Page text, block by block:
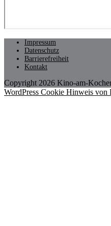
Impressum
Datenschutz
Barrierefreiheit
Kontakt
Copyright 2026 Kino-am-
WordPress Cookie Hinweis von